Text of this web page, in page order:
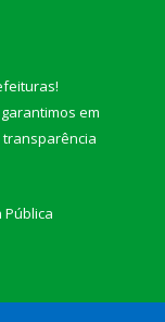
!
em
transparência